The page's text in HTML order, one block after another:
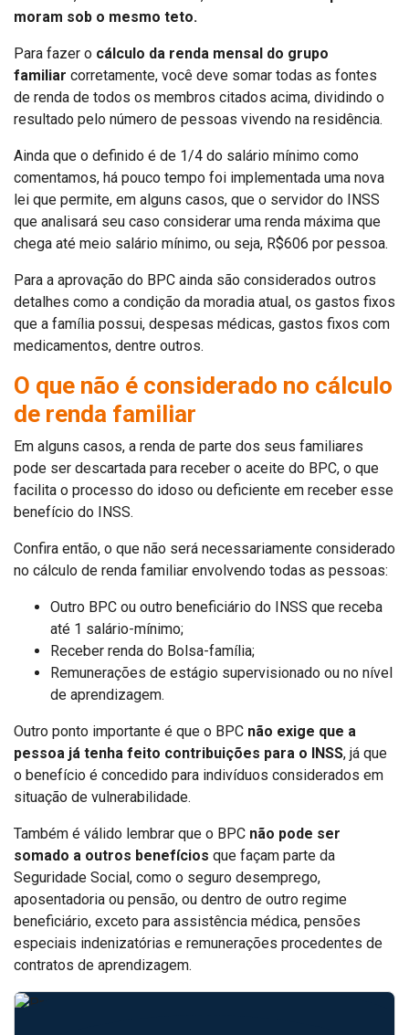
moram sob o mesmo teto.
Para fazer o cálculo da renda mensal do grupo
familiar corretamente, você deve somar todas as fontes
de renda de todos os membros citados acima, dividindo o
resultado pelo número de pessoas vivendo na residência.
Ainda que o definido é de 1/4 do salário mínimo como
comentamos, há pouco tempo foi implementada uma nova
lei que permite, em alguns casos, que o servidor do INSS
que analisará seu caso considerar uma renda máxima que
chega até meio salário mínimo, ou seja, R$606 por pessoa.
Para a aprovação do BPC ainda são considerados outros
detalhes como a condição da moradia atual, os gastos fixos
que a família possui, despesas médicas, gastos fixos com
medicamentos, dentre outros.
O que não é considerado no cálculo
de renda familiar
Em alguns casos, a renda de parte dos seus familiares
pode ser descartada para receber o aceite do BPC, o que
facilita o processo do idoso ou deficiente em receber esse
benefício do INSS.
Confira então, o que não será necessariamente considerado
no cálculo de renda familiar envolvendo todas as pessoas:
Outro BPC ou outro beneficiário do INSS que receba
até 1 salário-mínimo;
Receber renda do Bolsa-família;
Remunerações de estágio supervisionado ou no nível
de aprendizagem.
Outro ponto importante é que o BPC não exige que a
pessoa já tenha feito contribuições para o INSS, já que
o benefício é concedido para indivíduos considerados em
situação de vulnerabilidade.
Também é válido lembrar que o BPC não pode ser
somado a outros benefícios que façam parte da
Seguridade Social, como o seguro desemprego,
aposentadoria ou pensão, ou dentro de outro regime
beneficiário, exceto para assistência médica, pensões
especiais indenizatórias e remunerações procedentes de
contratos de aprendizagem.